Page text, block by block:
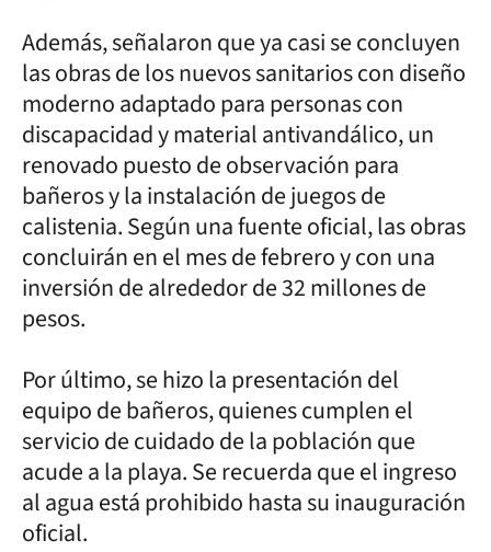
Además, señalaron que ya casi se concluyen
las obras de los nuevos sanitarios con diseño
moderno adaptado para personas con
discapacidad y material antivandálico, un
renovado puesto de observación para
bañeros y la instalación de juegos de
calistenia. Según una fuente oficial, las obras
concluirán en el mes de febrero y con una
inversión de alrededor de 32 millones de
pesos.
Por último, se hizo la presentación del
equipo de bañeros, quienes cumplen el
servicio de cuidado de la población que
acude a la playa. Se recuerda que el ingreso
al agua está prohibido hasta su inauguración
oficial.